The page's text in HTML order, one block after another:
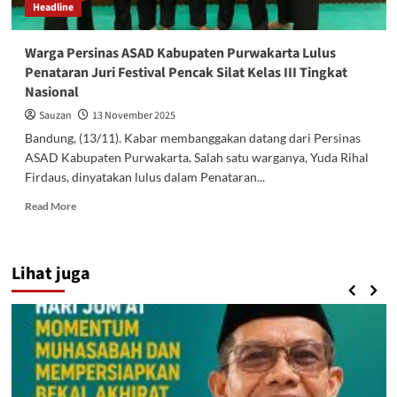
Headline
Warga Persinas ASAD Kabupaten Purwakarta Lulus
Penataran Juri Festival Pencak Silat Kelas III Tingkat
Nasional
Sauzan
13 November 2025
Bandung, (13/11). Kabar membanggakan datang dari Persinas
ASAD Kabupaten Purwakarta. Salah satu warganya, Yuda Rihal
Firdaus, dinyatakan lulus dalam Penataran...
Read MoreRead
Persinas
ASAD
Kabupaten
Purwakarta
Lulus
Penataran
Juri
Festival
Lihat juga